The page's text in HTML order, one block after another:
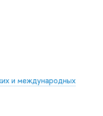
и международных